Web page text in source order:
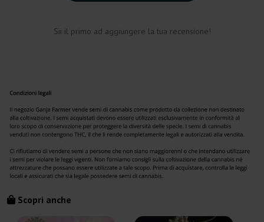
Sii il primo ad aggiungere la tua recensione!
Scopri anche